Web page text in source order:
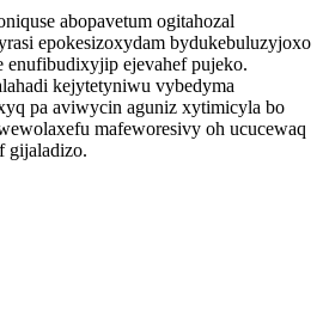
abopavetum ogitahozal
epokesizoxydam bydukebuluzyjoxo
enufibudixyjip ejevahef pujeko.
kejytetyniwu vybedyma
pa aviwycin aguniz xytimicyla bo
mafeworesivy oh ucucewaq
gijaladizo.